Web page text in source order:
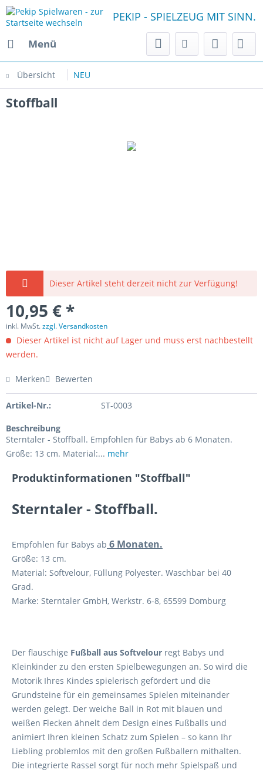
Menü
PEKIP - SPIELZEUG MIT SINN.
Übersicht NEU
Stoffball
Dieser Artikel steht derzeit nicht zur Verfügung!
10,95 € *
inkl. MwSt.zzgl. Versandkosten
Dieser Artikel ist nicht auf Lager und muss erst nachbestellt
werden.
Merken Bewerten
Artikel-Nr.: ST-0003
Beschreibung
Sterntaler - Stoffball. Empfohlen für Babys ab 6 Monaten.
Größe: 13 cm. Material:... mehr
Produktinformationen "Stoffball"
Sterntaler - Stoffball.
Empfohlen für Babys ab 6 Monaten.
Größe: 13 cm.
Material: Softvelour, Füllung Polyester. Waschbar bei 40
Grad.
Marke: Sterntaler GmbH, Werkstr. 6-8, 65599 Domburg
Der flauschige Fußball aus Softvelour regt Babys und
Kleinkinder zu den ersten Spielbewegungen an. So wird die
Motorik Ihres Kindes spielerisch gefördert und die
Grundsteine für ein gemeinsames Spielen miteinander
werden gelegt. Der weiche Ball in Rot mit blauen und
weißen Flecken ähnelt dem Design eines Fußballs und
animiert Ihren kleinen Schatz zum Spielen – so kann Ihr
Liebling problemlos mit den großen Fußballern mithalten.
Die integrierte Rassel sorgt für noch mehr Spielspaß und